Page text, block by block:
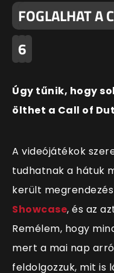
FOGLALHAT A
6
Úgy tűnik, hogy
ölthet a Call of
A videójátékok
tudhatnak a hátuk
került
Showcase, és az
Remélem, hogy
mert a mai nap
feldolgozzuk, mit is